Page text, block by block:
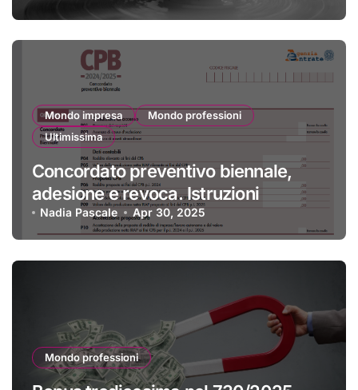
Mondo impresa
Mondo professioni
Ultimissima
Concordato preventivo biennale,
adesione e revoca. Istruzioni
Nadia Pascale Apr 30, 2025
Mondo professioni